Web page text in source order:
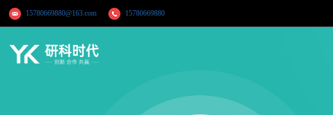
15780669880@163.com 15780669880